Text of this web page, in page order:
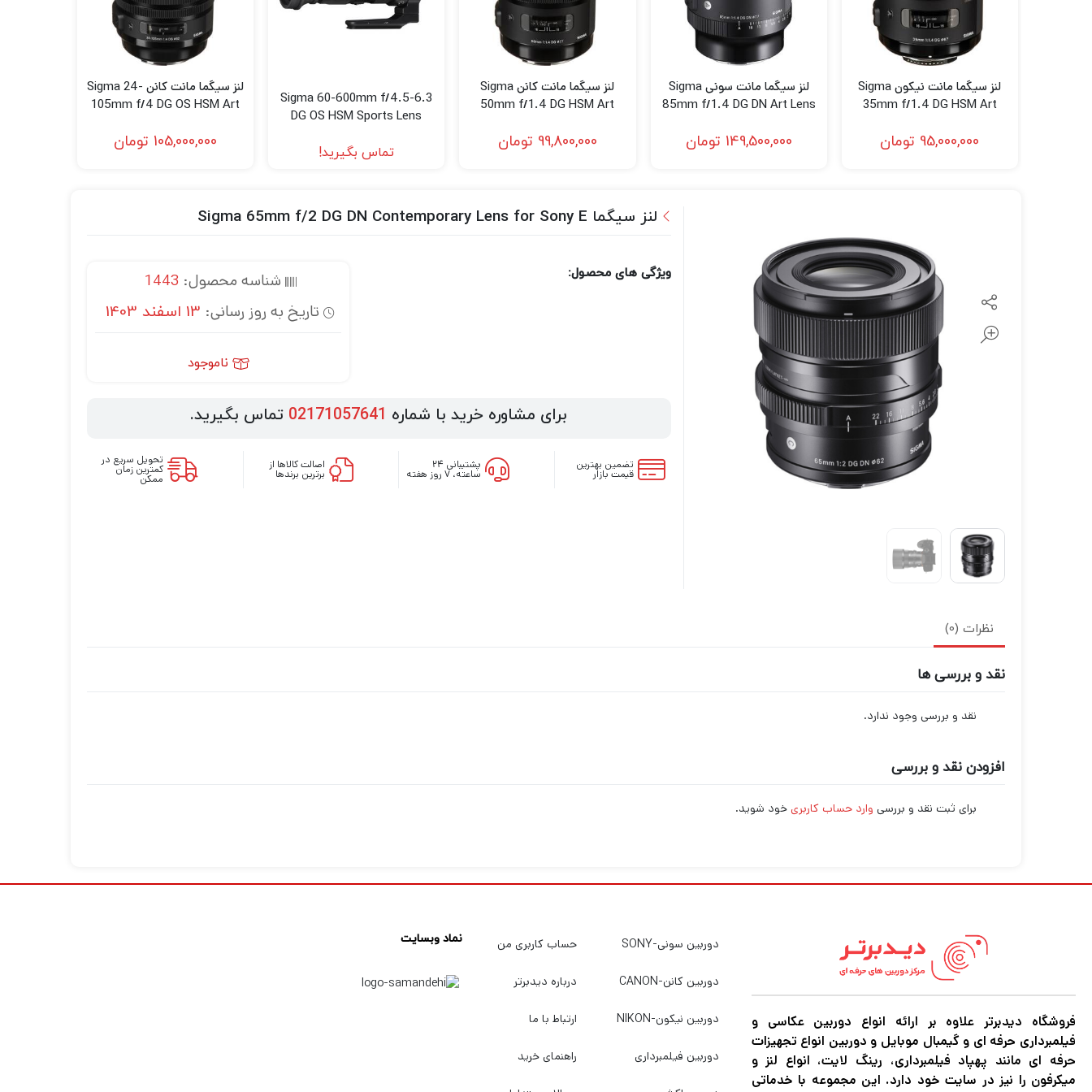
لنز سامیانگ-Samyang
لنز فوجی فیلم – FujiFilm
لنز موبایل
لنز سیگما مانت نیکون Sigma
35mm f/1.4 DG HSM Art
95,000,000 تومان
لنز سیگما مانت سونی Sigma
85mm f/1.4 DG DN Art Lens
149,500,000 تومان
لنز سیگما مانت کانن Sigma
50mm f/1.4 DG HSM Art
99,800,000 تومان
Sigma 60-600mm f/4.5-6.3
DG OS HSM Sports Lens
تماس بگیرید!
لنز سیگما مانت کانن Sigma 24-
105mm f/4 DG OS HSM Art
105,000,000 تومان
لنز سیگما Sigma 65mm f/2 DG DN Contemporary Lens for Sony E
ویژگی های محصول: شناسه محصول: 1443
تاریخ به روز رسانی: 13 اسفند 1403
ناموجود
برای مشاوره خرید با شماره 02171057641 تماس بگیرید.
تضمین بهترین
قیمت بازار
پشتیبانی ۲۴
ساعته، ۷ روز هفته
اصالت کالاها از
برترین برندها
تحویل سریع در
کمترین زمان
ممکن
نظرات (0)
نقد و بررسی ها
نقد و بررسی وجود ندارد.
افزودن نقد و بررسی
برای ثبت نقد و بررسی وارد حساب کاربری خود شوید.
فروشگاه دیدبرتر علاوه بر ارائه انواع دوربین عکاسی و
فیلمبرداری حرفه ای و گیمبال موبایل و دوربین انواع تجهیزات
حرفه ای مانند پهپاد فیلمبرداری، رینگ لایت، انواع لنز و
میکرفون را نیز در سایت خود دارد. این مجموعه با خدماتی
دوربین سونی-SONY
دوربین کانن-CANON
دوربین نیکون-NIKON
دوربین فیلمبرداری
حساب کاربری من
درباره دیدبرتر
ارتباط با ما
راهنمای خرید
نماد وبسایت